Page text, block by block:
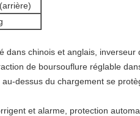
dans chinois et anglais, inverseur
de boursouflure réglable
dessus du chargement se
et alarme, protection